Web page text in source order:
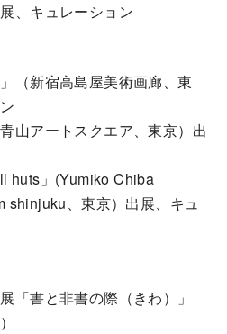
、キュレーション
（新宿高島屋美術画廊、東
山アートスクエア、東京）出
huts」(Yumiko Chiba
、東京）出展、キュ
「書と非書の際（きわ）」